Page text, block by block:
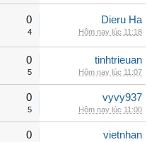
0
4
Dieru Ha
Hôm nay lúc 11:18
0
5
tinhtrieuan
Hôm nay lúc 11:07
0
5
vyvy937
Hôm nay lúc 11:00
0 vietnhan